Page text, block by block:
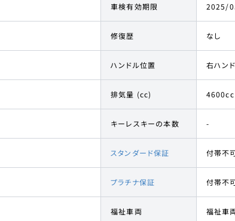
車検有効期限 2025/
修復歴 なし
ハンドル位置 右ハン
排気量 (cc) 4600cc
キーレスキーの本数 -
スタンダード保証 付帯不
プラチナ保証 付帯不
福祉車両 福祉車